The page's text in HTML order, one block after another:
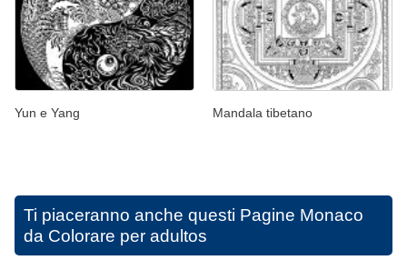
Yun e Yang Mandala tibetano
Ti piaceranno anche questi Pagine Monaco
da Colorare per adultos